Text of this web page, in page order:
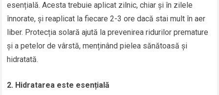
esențială. Acesta trebuie aplicat zilnic, chiar și în zilele
înnorate, și reaplicat la fiecare 2-3 ore dacă stai mult în aer
liber. Protecția solară ajută la prevenirea ridurilor premature
și a petelor de vârstă, menținând pielea sănătoasă și
hidratată.
2. Hidratarea este esențială